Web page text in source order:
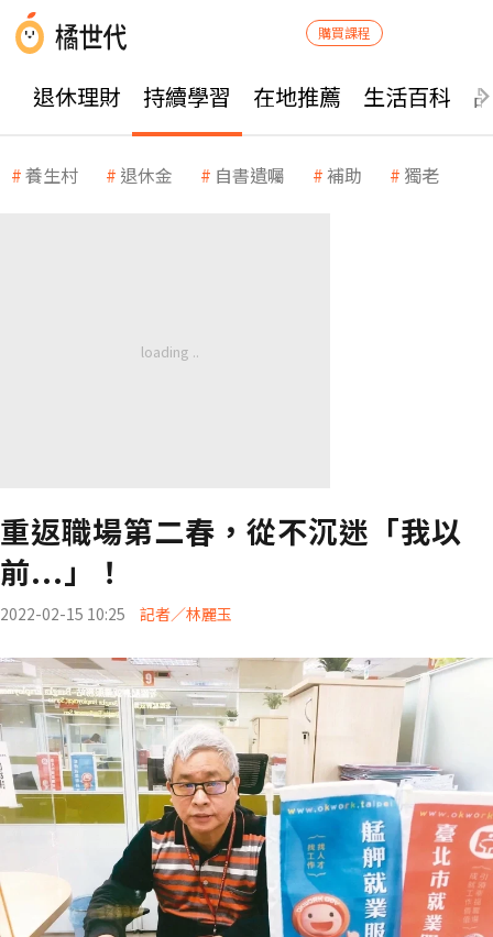
購買課程
退休理財 持續學習 在地推薦 生活百科
養生村 退休金 自書遺囑 補助 獨老
重返職場第二春，從不沉迷「我以
前...」！
2022-02-15 10:25 記者／林麗玉